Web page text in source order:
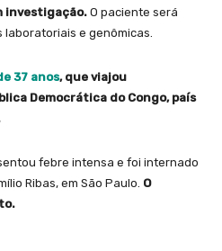
investigação. O paciente será
e genômicas.
37 anos, que viajou
Democrática do Congo, país
febre intensa e foi internado
Ribas, em São Paulo. O